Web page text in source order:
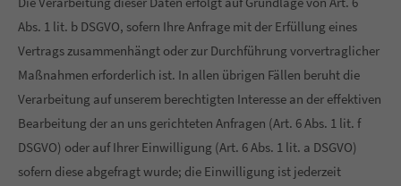
Abs. 1 lit. b DSGVO, sofern Ihre Anfrage mit der Erfüllung eines
Vertrags zusammenhängt oder zur Durchführung vorvertraglicher
Maßnahmen erforderlich ist. In allen übrigen Fällen beruht die
Verarbeitung auf unserem berechtigten Interesse an der effektiven
Bearbeitung der an uns gerichteten Anfragen (Art. 6 Abs. 1 lit. f
DSGVO) oder auf Ihrer Einwilligung (Art. 6 Abs. 1 lit. a DSGVO)
sofern diese abgefragt wurde; die Einwilligung ist jederzeit